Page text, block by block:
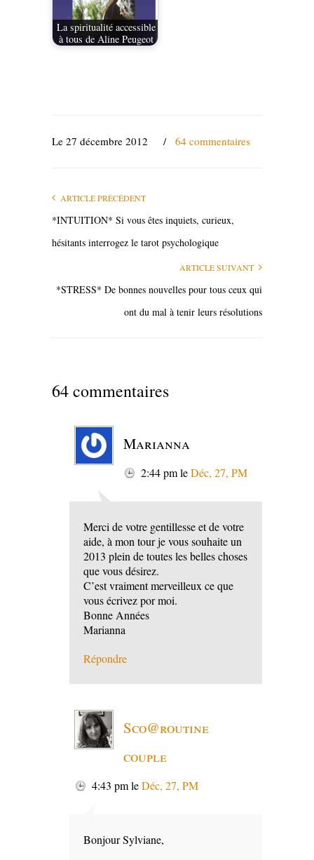
La spiritualité accessible
à tous de Aline Peugeot
Le 27 décembre 2012 / 64 commentaires
ARTICLE PRÉCÉDENT
*INTUITION* Si vous êtes inquiets, curieux,
hésitants interrogez le tarot psychologique
ARTICLE SUIVANT
*STRESS* De bonnes nouvelles pour tous ceux qui
ont du mal à tenir leurs résolutions
64 commentaires
Marianna
2:44 pmleDéc, 27, PM
Merci de votre gentillesse et de votre
aide, à mon tour je vous souhaite un
2013 plein de toutes les belles choses
que vous désirez.
C’est vraiment merveilleux ce que
vous écrivez por moi.
Bonne Années
Marianna
Répondre
Sco@routine
couple
4:43 pmleDéc, 27, PM
Bonjour Sylviane,